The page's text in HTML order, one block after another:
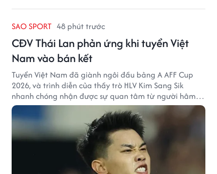
SAO SPORT 48 phút trước
CĐV Thái Lan phản ứng khi tuyển Việt
Nam vào bán kết
Tuyển Việt Nam đã giành ngôi đầu bảng A AFF Cup
2026, và trình diễn của thầy trò HLV Kim Sang Sik
nhanh chóng nhận được sự quan tâm từ người hâm
mộ Thái Lan.